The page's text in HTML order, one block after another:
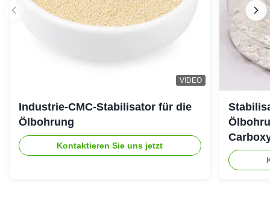
VIDEO
Industrie-CMC-Stabilisator für die
Ölbohrung
Kontaktieren Sie uns jetzt